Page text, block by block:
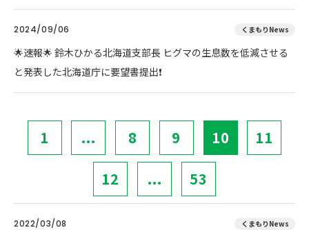
2024/09/06 くまもりNews
🌟速報🌟 鈴木ひかる北海道支部長 ヒグマの生息数を低減させる
と発表した北海道庁に要望書提出❗
1 ... 8 9 10 11
12 ... 53
2022/03/08 くまもりNews